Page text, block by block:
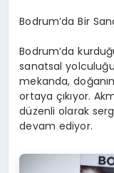
Bodrum’da Bir
Bodrum’da
sanatsal
mekanda,
ortaya çıkıyor.
düzenli olarak
devam ediyor.